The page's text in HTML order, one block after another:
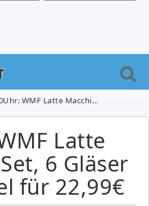
Latte Macchiato Set, 6 Gläser inkl. 6 Löffel für 22,99€
Latte
6 Gläser
für 22,99€